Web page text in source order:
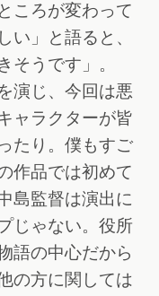
ころが変わって
い」と語ると、
そうです」。
演じ、今回は悪
ャラクターが皆
たり。僕もすご
作品では初めて
島監督は演出に
じゃない。役所
語の中心だから
の方に関しては